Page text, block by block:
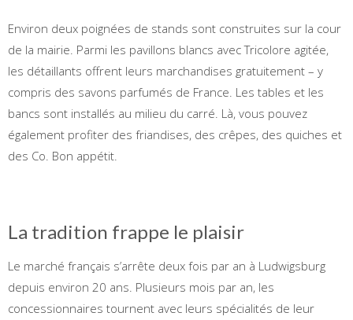
Environ deux poignées de stands sont construites sur la cour
de la mairie. Parmi les pavillons blancs avec Tricolore agitée,
les détaillants offrent leurs marchandises gratuitement – y
compris des savons parfumés de France. Les tables et les
bancs sont installés au milieu du carré. Là, vous pouvez
également profiter des friandises, des crêpes, des quiches et
des Co. Bon appétit.
La tradition frappe le plaisir
Le marché français s’arrête deux fois par an à Ludwigsburg
depuis environ 20 ans. Plusieurs mois par an, les
concessionnaires tournent avec leurs spécialités de leur